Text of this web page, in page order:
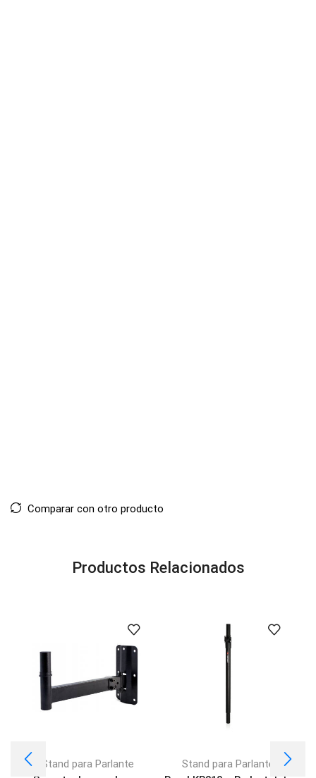
Comparar con otro producto
Productos Relacionados
Stand para Parlante
Stand para Parlante